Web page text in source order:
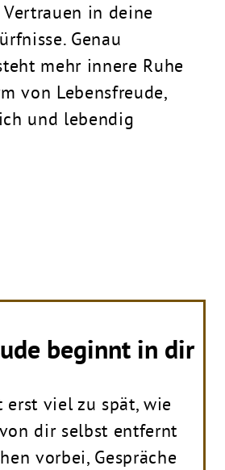
in deine
Genau
mehr innere Ruhe
von Lebensfreude,
und lebendig
beginnt in dir
erst viel zu spät, wie
dir selbst entfernt
vorbei, Gespräche